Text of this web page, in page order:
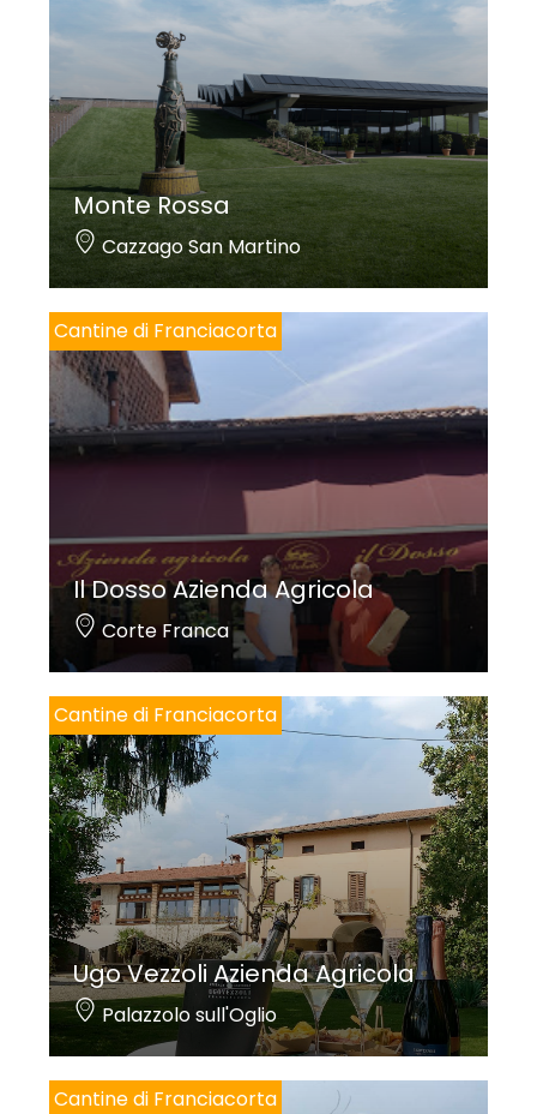
Monte Rossa
Cazzago San Martino
Cantine di Franciacorta
Il Dosso Azienda Agricola
Corte Franca
Cantine di Franciacorta
Ugo Vezzoli Azienda Agricola
Palazzolo sull'Oglio
Cantine di Franciacorta